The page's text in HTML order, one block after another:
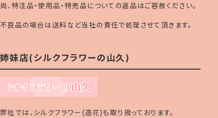
尚、特注品・使用品・特売品についての返品はご容赦ください。
不良品の場合は送料など当社の責任で処理させて頂きます。
姉妹店(シルクフラワーの山久)
弊社では、シルクフラワー(造花)も取り扱っております。